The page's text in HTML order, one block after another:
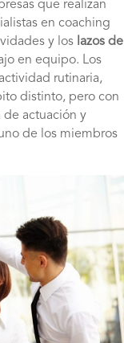
que realizan
en coaching
y los lazos de
en equipo. Los
rutinaria,
distinto, pero con
de actuación y
de los miembros